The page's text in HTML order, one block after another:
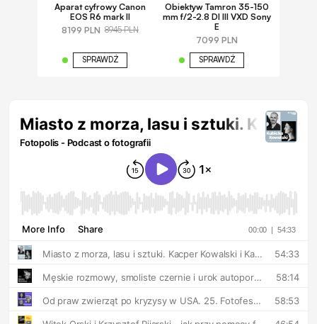
Aparat cyfrowy Canon
EOS R6 mark II
8199 PLN 8945 PLN
SPRAWDŹ
Obiektyw Tamron 35-150
mm f/2-2.8 DI III VXD Sony
E
7099 PLN
SPRAWDŹ